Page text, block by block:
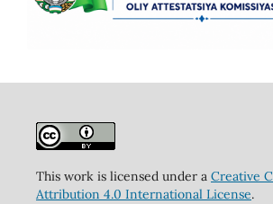
This work is licensed under a Creative
Attribution 4.0 International License.